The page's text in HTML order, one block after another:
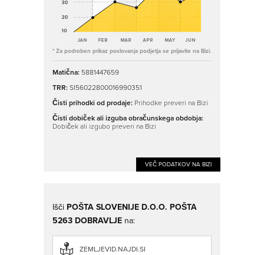
* Za podroben prikaz poslovanja podjetja se prijavite na Bizi.
Matična: 5881447659
TRR:SI56022800016990351
Čisti prihodki od prodaje: Prihodke preveri na Bizi
Čisti dobiček ali izguba obračunskega obdobja:
Dobiček ali izgubo preveri na Bizi
VEČ PODATKOV NA BIZI
Išči POŠTA SLOVENIJE D.O.O. POŠTA
5263 DOBRAVLJE na:
ZEMLJEVID.NAJDI.SI